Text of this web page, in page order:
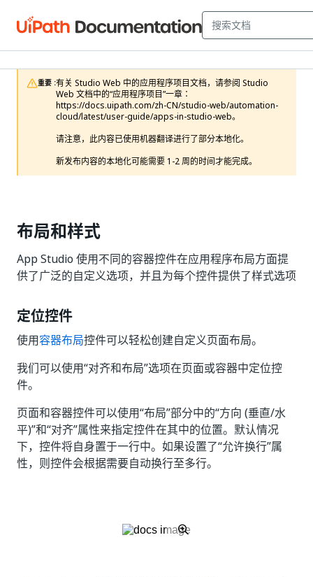
重要 :有关 Studio Web 中的应用程序项目文档，请参阅 Studio
Web 文档中的“应用程序项目”一章：
https://docs.uipath.com/zh-CN/studio-web/automation-
cloud/latest/user-guide/apps-in-studio-web。
请注意，此内容已使用机器翻译进行了部分本地化。
新发布内容的本地化可能需要 1-2 周的时间才能完成。
布局和样式
App Studio 使用不同的容器控件在应用程序布局方面提
供了广泛的自定义选项，并且为每个控件提供了样式选项
定位控件
使用容器布局控件可以轻松创建自定义页面布局。
我们可以使用“对齐和布局”选项在页面或容器中定位控
件。
页面和容器控件可以使用“布局”部分中的“方向 (垂直/水
平)”和“对齐”属性来指定控件在其中的位置。默认情况
下，控件将自身置于一行中。如果设置了“允许换行”属
性，则控件会根据需要自动换行至多行。